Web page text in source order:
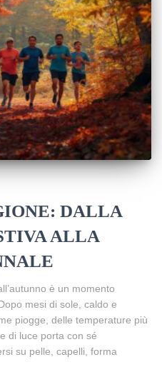
DALLA
ALLA
è un momento
mesi di sole, caldo e
piogge, delle temperature più
di luce porta con sé
su pelle, capelli, forma